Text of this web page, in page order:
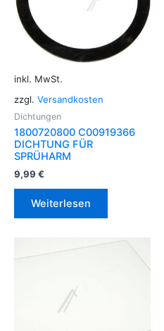
inkl. MwSt.
zzgl. Versandkosten
Dichtungen
1800720800 C00919366
DICHTUNG FÜR
SPRÜHARM
9,99 €
Weiterlesen